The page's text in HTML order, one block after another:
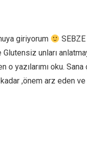
giriyorum
unları
yazılarımı oku.
,önem arz eden